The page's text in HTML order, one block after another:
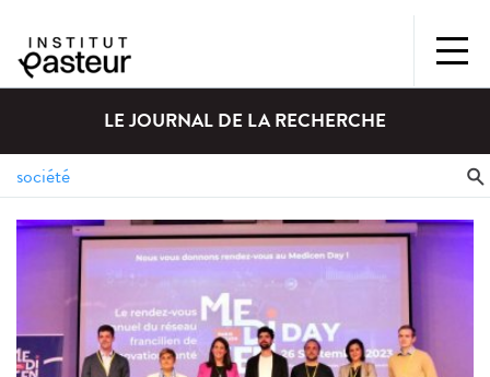
LE JOURNAL DE LA RECHERCHE